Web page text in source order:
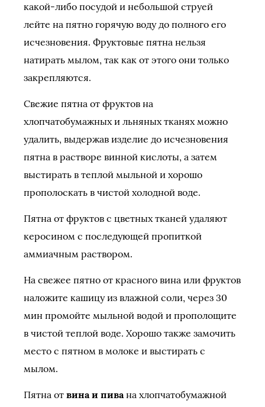
какой-либо посудой и небольшой струей
лейте на пятно горячую воду до полного его
исчезновения. Фруктовые пятна нельзя
натирать мылом, так как от этого они только
закрепляются.
Свежие пятна от фруктов на
хлопчатобумажных и льняных тканях можно
удалить, выдержав изделие до исчезновения
пятна в растворе винной кислоты, а затем
выстирать в теплой мыльной и хорошо
прополоскать в чистой холодной воде.
Пятна от фруктов с цветных тканей удаляют
керосином с последующей пропиткой
аммиачным раствором.
На свежее пятно от красного вина или фруктов
наложите кашицу из влажной соли, через 30
мин промойте мыльной водой и прополощите
в чистой теплой воде. Хорошо также замочить
место с пятном в молоке и выстирать с
мылом.
Пятна от вина и пивана хлопчатобумажной